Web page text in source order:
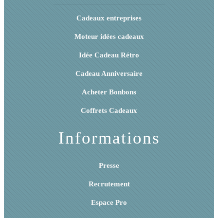
Cadeaux entreprises
Moteur idées cadeaux
Idée Cadeau Rétro
Cadeau Anniversaire
Acheter Bonbons
Coffrets Cadeaux
Informations
Presse
Recrutement
Espace Pro